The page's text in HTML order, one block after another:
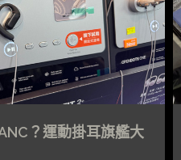
？運動掛耳旗艦大